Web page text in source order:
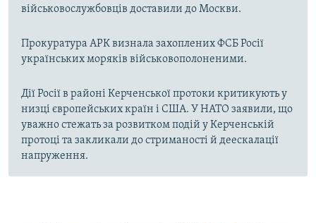
військовослужбовців доставили до Москви.
Прокуратура АРК визнала захоплених ФСБ Росії
українських моряків військовополоненими.
Дії Росії в районі Керченської протоки критикують у
низці європейських країн і США. У НАТО заявили, що
уважно стежать за розвитком подій у Керченській
протоці та закликали до стриманості й деескалації
напруження.